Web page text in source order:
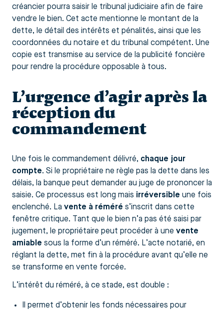
créancier pourra saisir le tribunal judiciaire afin de faire
vendre le bien. Cet acte mentionne le montant de la
dette, le détail des intérêts et pénalités, ainsi que les
coordonnées du notaire et du tribunal compétent. Une
copie est transmise au service de la publicité foncière
pour rendre la procédure opposable à tous.
L’urgence d’agir après la
réception du
commandement
Une fois le commandement délivré, chaque jour
compte. Si le propriétaire ne règle pas la dette dans les
délais, la banque peut demander au juge de prononcer la
saisie. Ce processus est long mais irréversible une fois
enclenché. La vente à réméré s’inscrit dans cette
fenêtre critique. Tant que le bien n’a pas été saisi par
jugement, le propriétaire peut procéder à une vente
amiable sous la forme d’un réméré. L’acte notarié, en
réglant la dette, met fin à la procédure avant qu’elle ne
se transforme en vente forcée.
L’intérêt du réméré, à ce stade, est double :
Il permet d’obtenir les fonds nécessaires pour